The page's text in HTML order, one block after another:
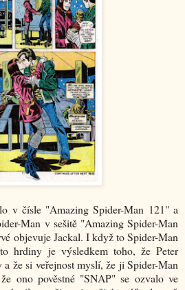
v čísle "Amazing Spider-Man 121" a
Man v sešitě "Amazing Spider-Man
objevuje Jackal. I když to Spider-Man
hrdiny je výsledkem toho, že Peter
že si veřejnost myslí, že ji Spider-Man
ono pověstné "SNAP" se ozvalo ve